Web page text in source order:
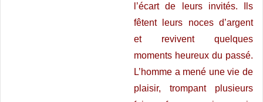
l’écart de leurs invités. Ils
fêtent leurs noces d’argent
et revivent quelques
moments heureux du passé.
L’homme a mené une vie de
plaisir, trompant plusieurs